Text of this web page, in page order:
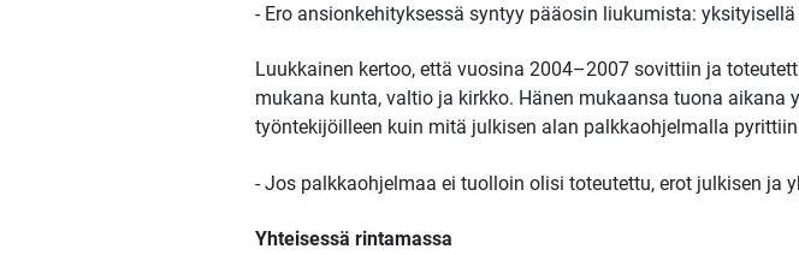
- Ero ansionkehityksessä syntyy pääosin liukumista:
Luukkainen kertoo, että vuosina 2004–2007 sovittiin ja
mukana kunta, valtio ja kirkko. Hänen mukaansa tuona
työntekijöilleen kuin mitä julkisen alan palkkaohjelmalla
- Jos palkkaohjelmaa ei tuolloin olisi toteutettu, erot julkisen ja
Yhteisessä rintamassa